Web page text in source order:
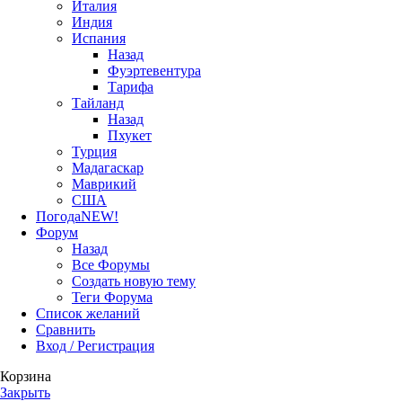
Италия
Индия
Испания
Назад
Фуэртевентура
Тарифа
Тайланд
Назад
Пхукет
Турция
Мадагаскар
Маврикий
США
ПогодаNEW!
Форум
Назад
Все Форумы
Создать новую тему
Теги Форума
Список желаний
Сравнить
Вход / Регистрация
Корзина
Закрыть